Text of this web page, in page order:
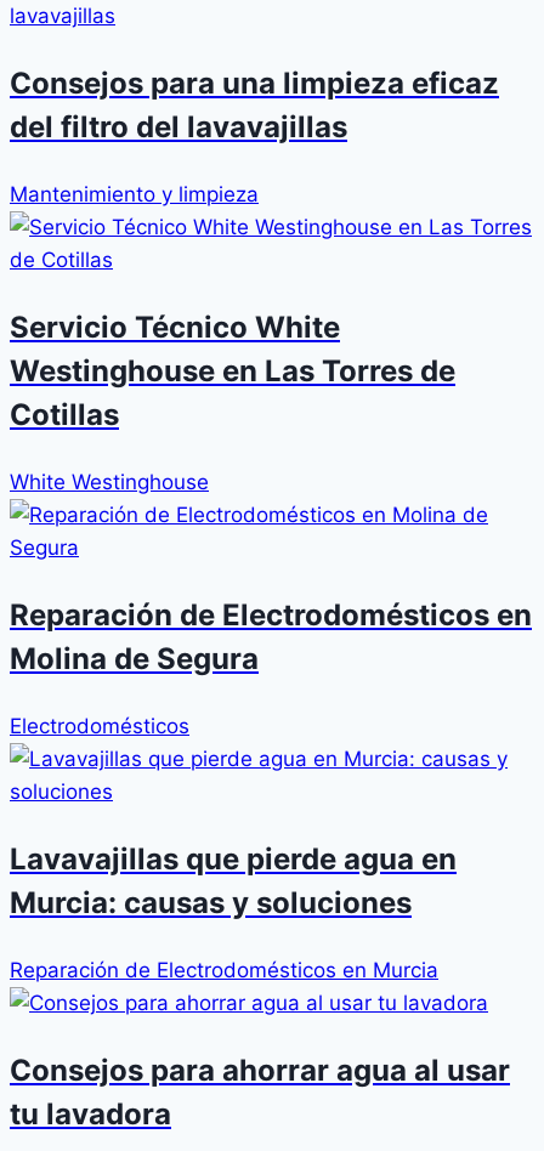
Consejos para una limpieza eficaz
del filtro del lavavajillas
Mantenimiento y limpieza
Servicio Técnico White
Westinghouse en Las Torres de
Cotillas
White Westinghouse
Reparación de Electrodomésticos en
Molina de Segura
Electrodomésticos
Lavavajillas que pierde agua en
Murcia: causas y soluciones
Reparación de Electrodomésticos en Murcia
Consejos para ahorrar agua al usar
tu lavadora